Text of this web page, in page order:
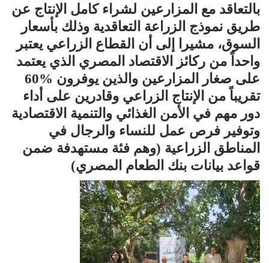
بالتعاقد مع المزارعين لشراء كامل الإنتاج عن
طريق نموذج الزراعة التعاقدية وذلك بأسعار
السوق، مشيرا إلى أن القطاع الزراعي يعتبر
واحداً من ركائز الاقتصاد المصري الذي يعتمد
على صغار المزارعين والذين يوفرون %60
تقريباً من الإنتاج الزراعي وقادرين على أداء
دور مهم في الأمن الغذائي والتنمية الاقتصادية
وتوفير فرص عمل للنساء والرجال في
المناطق الزراعية (وهم فئة مستهدفة ضمن
قواعد بيانات بنك الطعام المصري)